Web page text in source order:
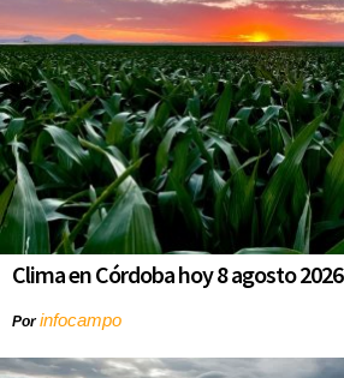
Clima en Córdoba hoy 8 agosto 2026
Porinfocampo